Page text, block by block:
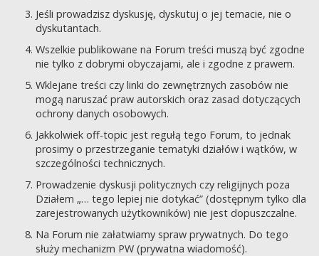
Jeśli prowadzisz dyskusję, dyskutuj o jej temacie, nie o
dyskutantach.
Wszelkie publikowane na Forum treści muszą być zgodne
nie tylko z dobrymi obyczajami, ale i zgodne z prawem.
Wklejane treści czy linki do zewnętrznych zasobów nie
mogą naruszać praw autorskich oraz zasad dotyczących
ochrony danych osobowych.
Jakkolwiek off-topic jest regułą tego Forum, to jednak
prosimy o przestrzeganie tematyki działów i wątków, w
szczególności technicznych.
Prowadzenie dyskusji politycznych czy religijnych poza
Działem „… tego lepiej nie dotykać” (dostępnym tylko dla
zarejestrowanych użytkowników) nie jest dopuszczalne.
Na Forum nie załatwiamy spraw prywatnych. Do tego
służy mechanizm PW (prywatna wiadomość).